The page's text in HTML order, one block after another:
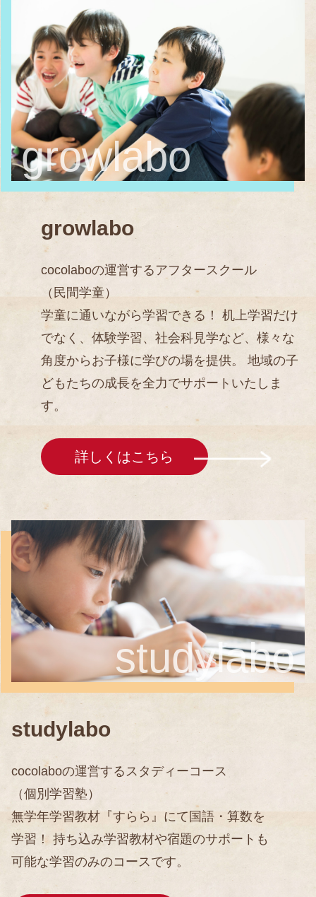
growlabo
growlabo
cocolaboの運営するアフタースクール
（民間学童）
学童に通いながら学習できる！ 机上学習だけ
でなく、体験学習、社会科見学など、様々な
角度からお子様に学びの場を提供。 地域の子
どもたちの成長を全力でサポートいたしま
す。
詳しくはこちら
studylabo
studylabo
cocolaboの運営するスタディーコース
（個別学習塾）
無学年学習教材『すらら』にて国語・算数を
学習！ 持ち込み学習教材や宿題のサポートも
可能な学習のみのコースです。